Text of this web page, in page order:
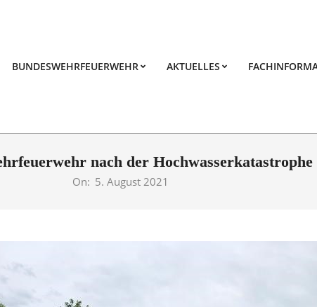
BUNDESWEHRFEUERWEHR AKTUELLES
nach der
On: 5. August 2021